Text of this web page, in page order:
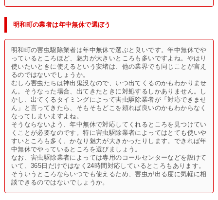
明和町の業者は年中無休で選ぼう
明和町の害虫駆除業者は年中無休で選ぶと良いです。年中無休でや
っているところほど、魅力が大きいところも多いですよね。やはり
使いたいときに使えるという安堵は、他の業界でも同じことが言え
るのではないでしょうか。
むしろ害虫たちは神出鬼没なので、いつ出てくるのかもわかりませ
ん。そうなった場合、出てきたときに対処するしかありません。し
かし、出てくるタイミングによって害虫駆除業者が「対応できませ
ん」と言ってきたら、そもそもどこを頼れば良いのかもわからなく
なってしまいますよね。
そうならないよう、年中無休で対応してくれるところを見つけてい
くことが必要なのです。特に害虫駆除業者によってはとても使いや
すいところも多く、かなり魅力が大きかったりします。できれば年
中無休でやっているところを選びましょう。
なお、害虫駆除業者によっては専用のコールセンターなどを設けて
いて、365日だけではなく24時間対応しているところもあります。
そういうところならいつでも使えるため、害虫が出る度に気軽に相
談できるのではないでしょうか。